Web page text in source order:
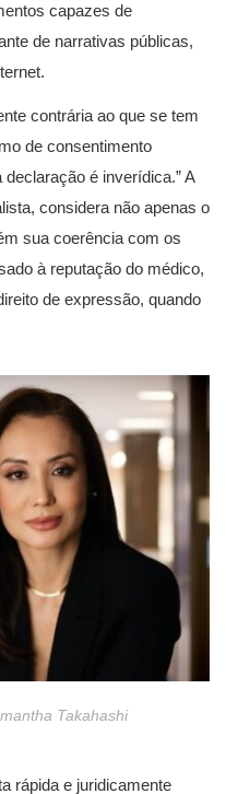
capazes de
de narrativas públicas,
contrária ao que se tem
de consentimento
é inverídica.” A
considera não apenas o
sua coerência com os
à reputação do médico,
de expressão, quando
Takahashi
rápida e juridicamente